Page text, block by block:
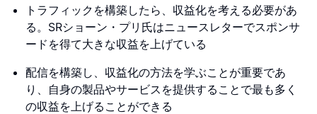
トラフィックを構築したら、収益化を考える必要があ
る。SRショーン・プリ氏はニュースレターでスポンサ
ードを得て大きな収益を上げている
配信を構築し、収益化の方法を学ぶことが重要であ
り、自身の製品やサービスを提供することで最も多く
の収益を上げることができる